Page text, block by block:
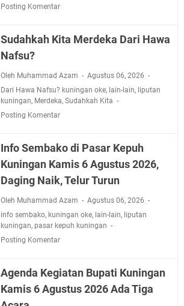
Posting Komentar
Sudahkah Kita Merdeka Dari Hawa
Nafsu?
Oleh Muhammad Azam
Agustus 06, 2026
Dari Hawa Nafsu? kuningan oke, lain-lain, liputan
kuningan, Merdeka, Sudahkah Kita
Posting Komentar
Info Sembako di Pasar Kepuh
Kuningan Kamis 6 Agustus 2026,
Daging Naik, Telur Turun
Oleh Muhammad Azam
Agustus 06, 2026
info sembako, kuningan oke, lain-lain, liputan
kuningan, pasar kepuh kuningan
Posting Komentar
Agenda Kegiatan Bupati Kuningan
Kamis 6 Agustus 2026 Ada Tiga